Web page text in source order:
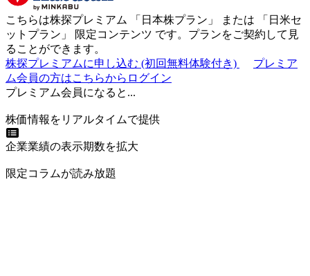
こちらは株探プレミアム 「 日本株プラン 」 または 「 日米セ
ットプラン 」 限定コンテンツ です。プランをご契約して見
ることができます。
株探プレミアムに申し込む (初回無料体験付き)
プレミア
ム会員の方はこちらからログイン
プレミアム会員になると...
株価情報をリアルタイムで提供
企業業績の表示期数を拡大
限定コラムが読み放題